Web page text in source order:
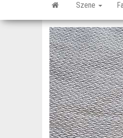
Szene